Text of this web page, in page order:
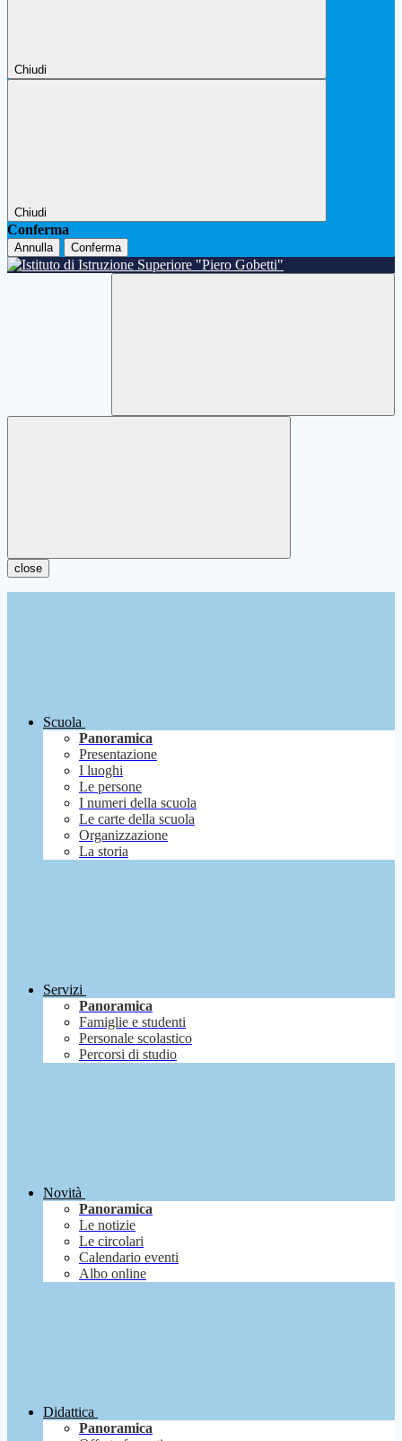
Chiudi
Chiudi
Conferma
Annulla Conferma
close
Scuola
Panoramica
Presentazione
I luoghi
Le persone
I numeri della scuola
Le carte della scuola
Organizzazione
La storia
Servizi
Panoramica
Famiglie e studenti
Personale scolastico
Percorsi di studio
Novità
Panoramica
Le notizie
Le circolari
Calendario eventi
Albo online
Didattica
Panoramica